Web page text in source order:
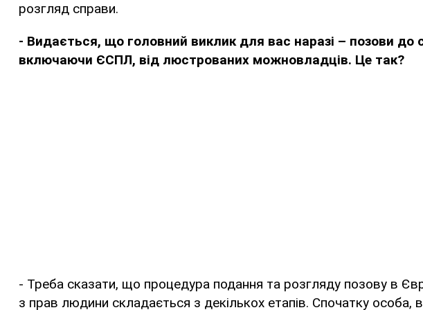
розгляд справи.
- Видається, що головний виклик для вас наразі – позови до
включаючи ЄСПЛ, від люстрованих можновладців. Це так?
- Треба сказати, що процедура подання та розгляду позову в
з прав людини складається з декількох етапів. Спочатку особа,